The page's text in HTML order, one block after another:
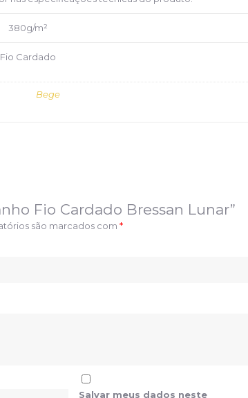
380g/m²
Fio Cardado
Bege
Fio Cardado Bressan Lunar”
são marcados com *
Salvar meus dados neste